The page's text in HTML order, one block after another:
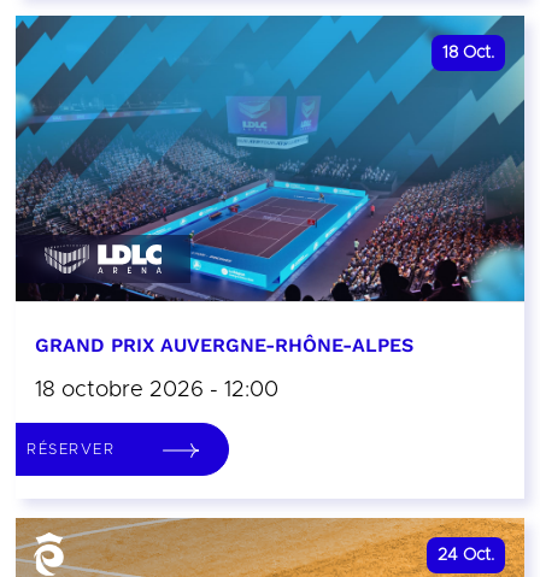
18 Oct.
GRAND PRIX AUVERGNE-RHÔNE-ALPES
18 octobre 2026 - 12:00
RÉSERVER
24 Oct.